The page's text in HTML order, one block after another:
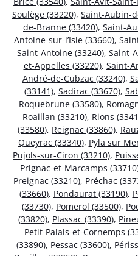
Soulège (33220), Saint-Aubin-
de-Branne (33420), Saint-
Antoine-sur-l’Isle (33660),
Saint-Antoine (33240), Saint-
et-Appelles (33220), Saint-
André-de-Cubzac (33240),
(33141), Sadirac (33670),
Roquebrune (33580),
Roaillan (33210), Rions
(33580), Reignac (33860),
Queyrac (33340), Pyla sur
Pujols-sur-Ciron (33210),
Prignac-et-Marcamps
Preignac (33210), Préchac
(33660), Pondaurat (33190),
(33730), Pomerol (33500),
(33820), Plassac (33390),
Petit-Palais-et-Cornemps
(33890), Pessac (33600),